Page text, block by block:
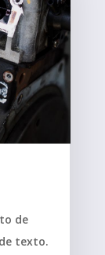
de
texto.